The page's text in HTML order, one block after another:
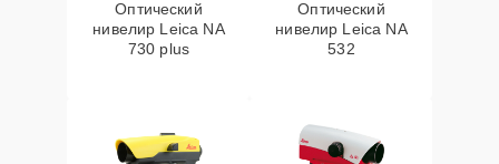
Оптический
нивелир Leica NA
730 plus
Оптический
нивелир Leica NA
532